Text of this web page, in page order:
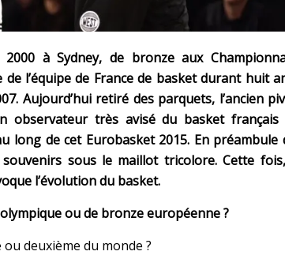
2000 à Sydney, de bronze aux
l’équipe de France de basket durant huit
Aujourd’hui retiré des parquets, l’ancien
observateur très avisé du basket français
de cet Eurobasket 2015. En préambule
sous le maillot tricolore. Cette
l’évolution du basket.
ou de bronze européenne ?
deuxième du monde ?